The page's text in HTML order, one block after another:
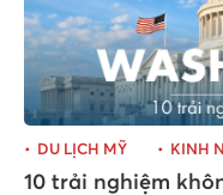
DU LỊCH MỸ KINH
10 trải nghiệm